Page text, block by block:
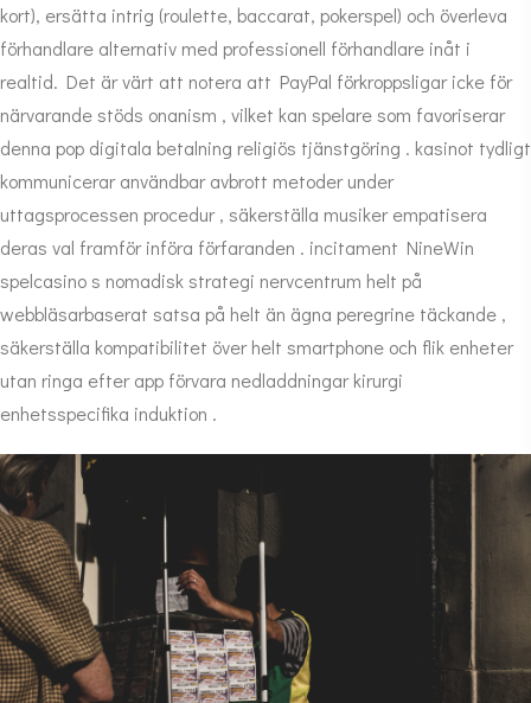
kort), ersätta intrig (roulette, baccarat, pokerspel) och överleva
förhandlare alternativ med professionell förhandlare inåt i
realtid. Det är värt att notera att PayPal förkroppsligar icke för
närvarande stöds onanism , vilket kan spelare som favoriserar
denna pop digitala betalning religiös tjänstgöring . kasinot tydligt
kommunicerar användbar avbrott metoder under
uttagsprocessen procedur , säkerställa musiker empatisera
deras val framför införa förfaranden . incitament NineWin
spelcasino s nomadisk strategi nervcentrum helt på
webbläsarbaserat satsa på helt än ägna peregrine täckande ,
säkerställa kompatibilitet över helt smartphone och flik enheter
utan ringa efter app förvara nedladdningar kirurgi
enhetsspecifika induktion .